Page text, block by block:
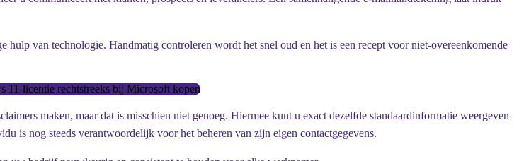
van technologie. Handmatig controleren wordt het snel oud en het is een recept voor niet-overeenkomende
11-licentie rechtstreeks bij Microsoft kopen
maken, maar dat is misschien niet genoeg. Hiermee kunt u exact dezelfde standaardinformatie weergeven
is nog steeds verantwoordelijk voor het beheren van zijn eigen contactgegevens.